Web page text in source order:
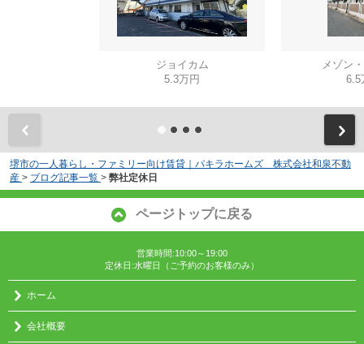
ジョイカム
5.3万円
メゾン
6.5
堺市の一人暮らし・ファミリー向け賃貸｜パキラホームズ 株式会社和泉不動
産 > ブログ記事一覧 > 弊社定休日
ページトップに戻る
営業時間:10:00～19:00
定休日:水曜日（ご予約のお客様のみ）
ホーム
会社概要